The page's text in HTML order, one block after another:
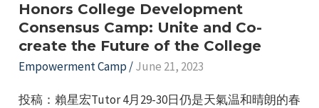
Honors College Development
Consensus Camp: Unite and Co-
create the Future of the College
Empowerment Camp /June 21, 2023
投稿：賴星宏Tutor 4月29-30日仍是天氣温和晴朗的春